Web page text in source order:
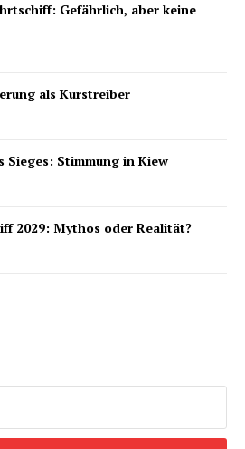
Gefährlich, aber keine
als Kurstreiber
Sieges: Stimmung in Kiew
2029: Mythos oder Realität?